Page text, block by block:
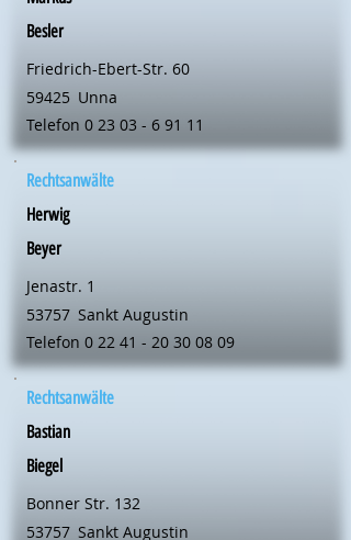
Besler
Friedrich-Ebert-Str. 60
59425 Unna
Telefon 0 23 03 - 6 91 11
Rechtsanwälte
Herwig
Beyer
Jenastr. 1
53757 Sankt Augustin
Telefon 0 22 41 - 20 30 08 09
Rechtsanwälte
Bastian
Biegel
Bonner Str. 132
53757 Sankt Augustin